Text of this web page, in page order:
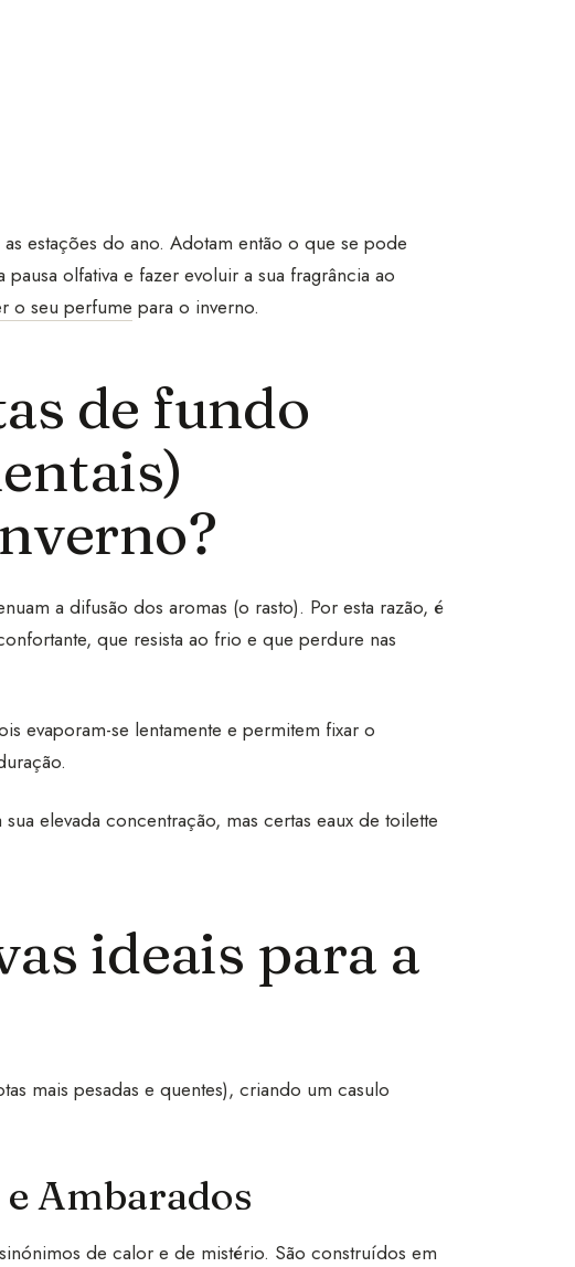
estações do ano. Adotam então o que se pode
olfativa e fazer evoluir a sua fragrância ao
o seu perfume para o inverno.
de fundo
a difusão dos aromas (o rasto). Por esta razão, é
que resista ao frio e que perdure nas
evaporam-se lentamente e permitem fixar o
elevada concentração, mas certas eaux de toilette
ideais para a
mais pesadas e quentes), criando um casulo
Ambarados
de calor e de mistério. São construídos em